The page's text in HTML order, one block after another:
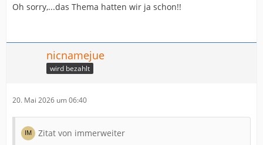
Oh sorry,...das Thema hatten wir ja schon!!
nicnamejue
wird bezahlt
20. Mai 2026 um 06:40
Zitat von immerweiter